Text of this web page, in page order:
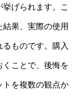
げられます。こ
果、実際の使用
ものです。購入
ことで、後悔を
トを複数の観点か